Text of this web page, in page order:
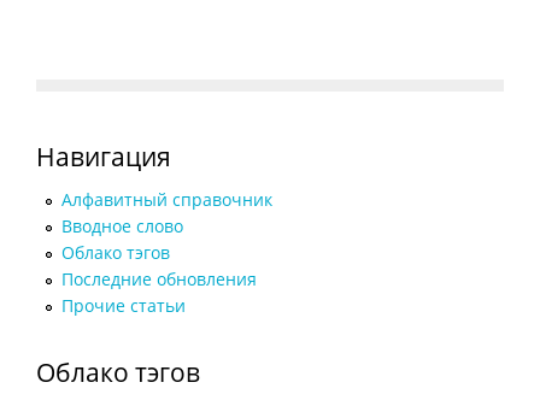
Навигация
Алфавитный справочник
Вводное слово
Облако тэгов
Последние обновления
Прочие статьи
Облако тэгов